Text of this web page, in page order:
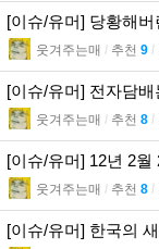
[이슈/유머] 당황해
웃겨주는매 l 추천 9 l
[이슈/유머] 전자담
웃겨주는매 l 추천 8 l
[이슈/유머] 12년 2
웃겨주는매 l 추천 8 l
[이슈/유머] 한국의